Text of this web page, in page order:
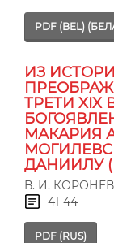
PDF (BEL)
ИЗ
ТРЕТИ XIX
МАКАРИЯ
ДАНИИЛУ
В. И.
41-44
PDF (RUS)